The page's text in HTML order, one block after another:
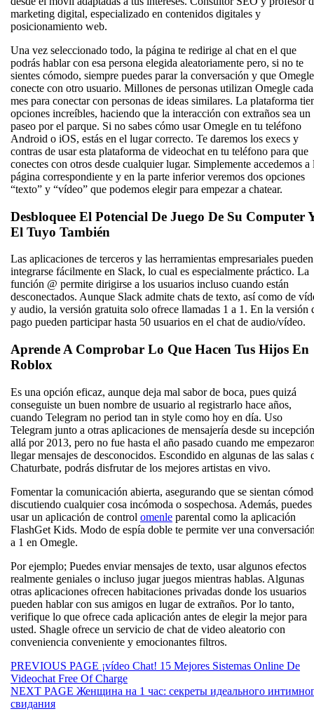
marketing digital, especializado en contenidos digitales y
posicionamiento web.
Una vez seleccionado todo, la página te redirige al chat en el que
podrás hablar con esa persona elegida aleatoriamente pero, si no te
sientes cómodo, siempre puedes parar la conversación y que
conecte con otro usuario. Millones de personas utilizan Omegle cada
mes para conectar con personas de ideas similares. La plataforma
opciones increíbles, haciendo que la interacción con extraños sea un
paseo por el parque. Si no sabes cómo usar Omegle en tu teléfono
Android o iOS, estás en el lugar correcto. Te daremos los execs y
contras de usar esta plataforma de videochat en tu teléfono para que
conectes con otros desde cualquier lugar. Simplemente accedemos a
página correspondiente y en la parte inferior veremos dos opciones
“texto” y “vídeo” que podemos elegir para empezar a chatear.
Desbloquee El Potencial De Juego De Su Computer
El Tuyo También
Las aplicaciones de terceros y las herramientas empresariales pueden
integrarse fácilmente en Slack, lo cual es especialmente práctico. La
función @ permite dirigirse a los usuarios incluso cuando están
desconectados. Aunque Slack admite chats de texto, así como de
y audio, la versión gratuita solo ofrece llamadas 1 a 1. En la versión
pago pueden participar hasta 50 usuarios en el chat de audio/vídeo.
Aprende A Comprobar Lo Que Hacen Tus Hijos En
Roblox
Es una opción eficaz, aunque deja mal sabor de boca, pues quizá
conseguiste un buen nombre de usuario al registrarlo hace años,
cuando Telegram no period tan in style como hoy en día. Uso
Telegram junto a otras aplicaciones de mensajería desde su
allá por 2013, pero no fue hasta el año pasado cuando me
llegar mensajes de desconocidos. Escondido en algunas de las salas
Chaturbate, podrás disfrutar de los mejores artistas en vivo.
Fomentar la comunicación abierta, asegurando que se sientan
discutiendo cualquier cosa incómoda o sospechosa. Además, puedes
usar un aplicación de control omenle parental como la aplicación
FlashGet Kids. Modo de espía doble te permite ver una
a 1 en Omegle.
Por ejemplo; Puedes enviar mensajes de texto, usar algunos efectos
realmente geniales o incluso jugar juegos mientras hablas. Algunas
otras aplicaciones ofrecen habitaciones privadas donde los usuarios
pueden hablar con sus amigos en lugar de extraños. Por lo tanto,
verifique lo que ofrece cada aplicación antes de elegir la mejor para
usted. Shagle ofrece un servicio de chat de video aleatorio con
conveniencia conveniente y emocionantes filtros.
Beitragsnavigation
PREVIOUS PAGE Previous
post:
¡vídeo Chat! 15 Mejores Sistemas Online De
Videochat Free Of Charge
NEXT PAGE Next
Женщина на 1 час: секреты идеального
свидания